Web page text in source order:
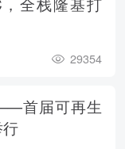
29354
首届可再生